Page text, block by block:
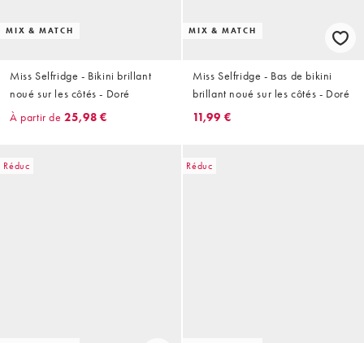
MIX & MATCH
Miss Selfridge - Bikini brillant
noué sur les côtés - Doré
À partir de 25,98 €
MIX & MATCH
Miss Selfridge - Bas de bikini
brillant noué sur les côtés - Doré
11,99 €
Réduc Réduc